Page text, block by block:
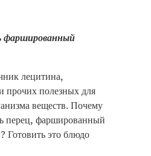
фаршированный
лецитина,
прочих полезных для
веществ. Почему
перец, фаршированный
Готовить это блюдо